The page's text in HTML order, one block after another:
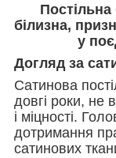
Постільна
білизна,
у
Догляд за
Сатинова
довгі роки, не
і міцності.
дотримання
сатинових